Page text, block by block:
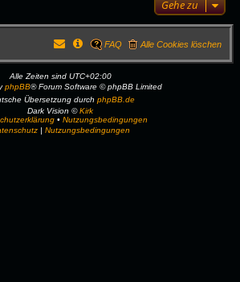
Gehe zu
Alle Cookies löschen
FAQ
Alle Zeiten sind UTC+02:00
phpBB® Forum Software © phpBB Limited
Übersetzung durch phpBB.de
Dark Vision ©Kirk
• Nutzungsbedingungen
| Nutzungsbedingungen